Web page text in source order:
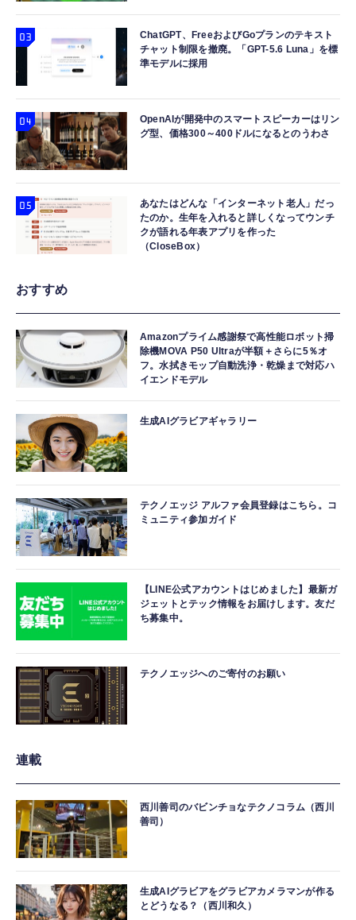
ChatGPT、FreeおよびGoプランのテキスト
チャット制限を撤廃。「GPT-5.6 Luna」を標
準モデルに採用
OpenAIが開発中のスマートスピーカーはリン
グ型、価格300～400ドルになるとのうわさ
あなたはどんな「インターネット老人」だっ
たのか。生年を入れると詳しくなってウンチ
クが語れる年表アプリを作った
（CloseBox）
おすすめ
Amazonプライム感謝祭で高性能ロボット掃
除機MOVA P50 Ultraが半額＋さらに5％オ
フ。水拭きモップ自動洗浄・乾燥まで対応ハ
イエンドモデル
生成AIグラビアギャラリー
テクノエッジ アルファ会員登録はこちら。コ
ミュニティ参加ガイド
【LINE公式アカウントはじめました】最新ガ
ジェットとテック情報をお届けします。友だ
ち募集中。
テクノエッジへのご寄付のお願い
連載
西川善司のバビンチョなテクノコラム（西川
善司）
生成AIグラビアをグラビアカメラマンが作る
とどうなる？（西川和久）